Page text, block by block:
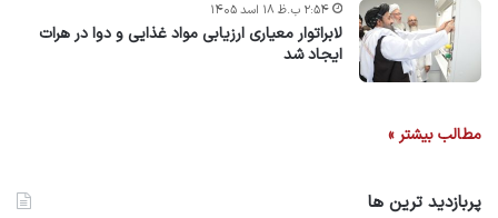
لابراتوار معیاری ارزیابی مواد غذایی و دوا در هرات
ایجاد شد
۲:۵۴ ب.ظ ۱۸ اسد ۱۴۰۵
مطالب بیشتر »
پربازدید ترین ها